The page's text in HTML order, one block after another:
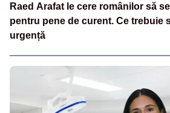
Raed Arafat le cere românilor să
pentru pene de curent. Ce trebuie
urgență